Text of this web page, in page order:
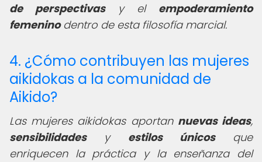
de perspectivasy el empoderamiento
femeninodentro de esta filosofía marcial.
4. ¿Cómo contribuyen las mujeres
aikidokas a la comunidad de
Aikido?
Las mujeres aikidokas aportan nuevas ideas,
sensibilidadesy estilos únicosque
enriquecen la práctica y la enseñanza del